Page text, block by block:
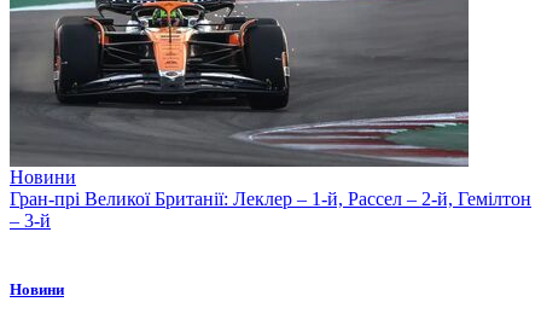
Новини
Гран-прі Великої Британії: Леклер – 1-й, Рассел – 2-й, Гемілтон
– 3-й
Новини